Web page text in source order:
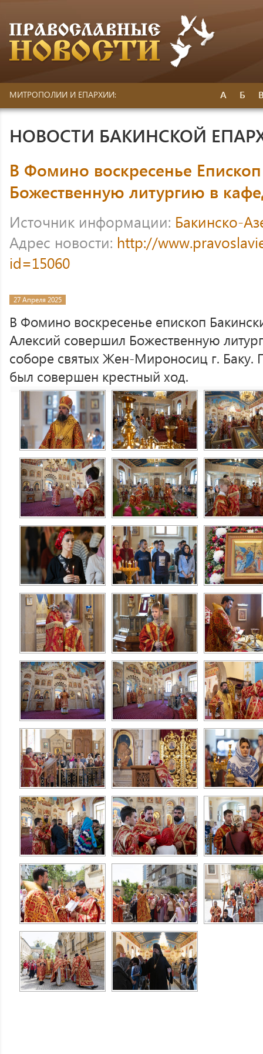
МИТРОПОЛИИ И ЕПАРХИИ: А Б
НОВОСТИ БАКИНСКОЙ
В Фомино воскресенье
Божественную литургию в
Источник информации: Бакинско-
Адрес новости: http://
id=15060
27 Апреля 2025
В Фомино воскресенье епископ
Алексий совершил Божественную
соборе святых Жен-Мироносиц г. Баку.
был совершен крестный ход.